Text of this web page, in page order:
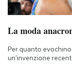
La moda
Per quanto
un'invenzione